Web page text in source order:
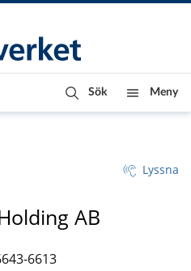
Sök Meny
Lyssna
AB
6613